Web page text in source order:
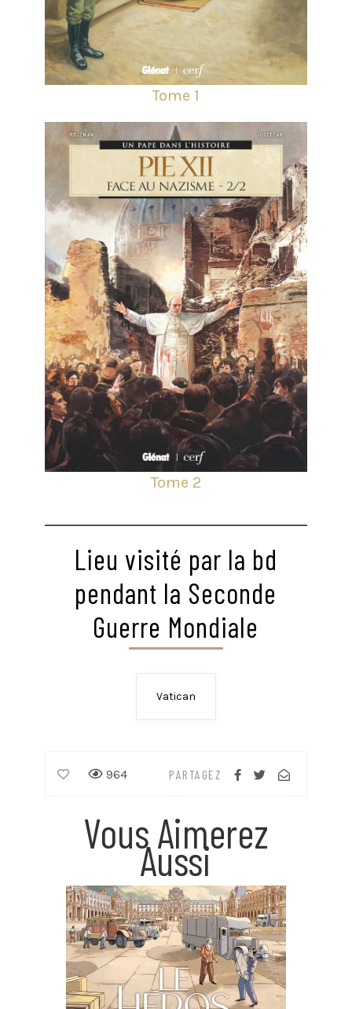
Tome 1
Tome 2
Lieu visité par la bd
pendant la Seconde
Guerre Mondiale
Vatican
PARTAGEZ
964
Vous Aimerez
Aussi